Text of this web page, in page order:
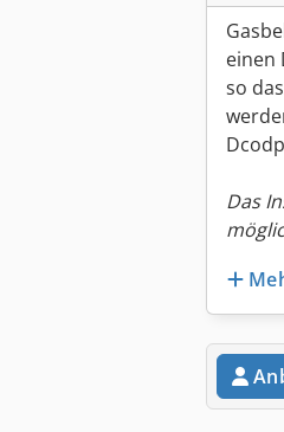
einen
so
Das